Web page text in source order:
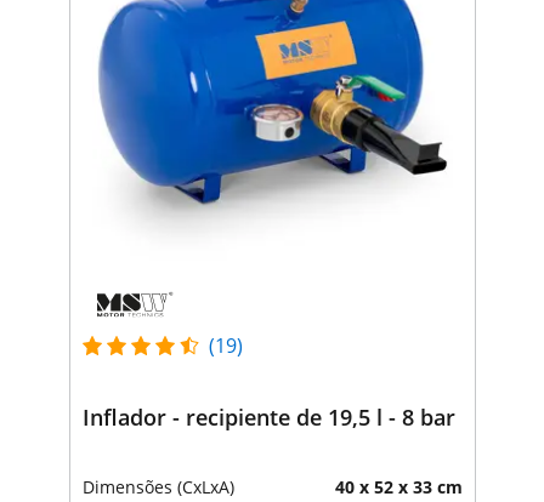
(19)
Inflador - recipiente de 19,5 l - 8 bar
Dimensões (CxLxA) 40 x 52 x 33 cm